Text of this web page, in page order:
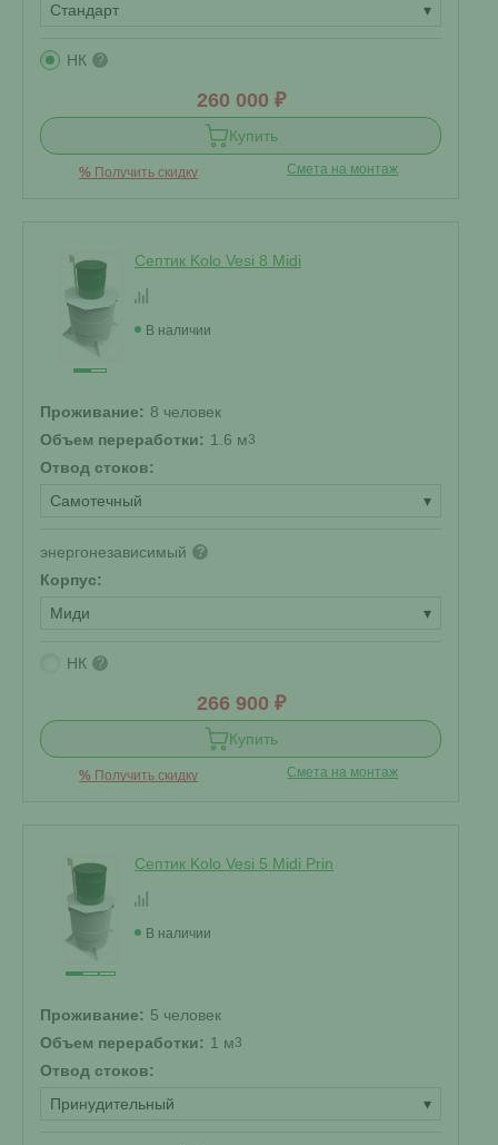
Стандарт
▾
НК ?
260 000 ₽
Купить
% Получить скидку Смета на монтаж
Септик Kolo Vesi 8 Midi
В наличии
Проживание: 8 человек
Объем переработки: 1.6 м3
Отвод стоков:
Самотечный
▾
энергонезависимый ?
Корпус:
Миди
▾
НК ?
266 900 ₽
Купить
% Получить скидку Смета на монтаж
Септик Kolo Vesi 5 Midi Prin
В наличии
Проживание: 5 человек
Объем переработки: 1 м3
Отвод стоков:
Принудительный
▾